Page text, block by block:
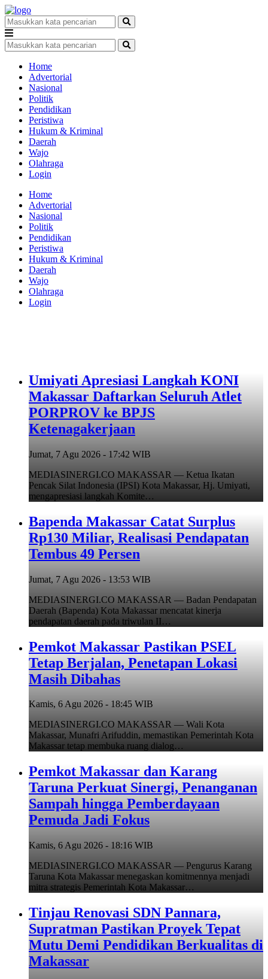
Home
Advertorial
Nasional
Politik
Pendidikan
Peristiwa
Hukum & Kriminal
Daerah
Wajo
Olahraga
Login
Home
Advertorial
Nasional
Politik
Pendidikan
Peristiwa
Hukum & Kriminal
Daerah
Wajo
Olahraga
Login
Umiyati Apresiasi Langkah KONI
Makassar Daftarkan Seluruh Atlet
PORPROV ke BPJS
Ketenagakerjaan
Jumat, 7 Agu 2026 - 17:42 WIB
MEDIASINERGI.CO MAKASSAR — Ketua Ikatan
Pencak Silat Indonesia (IPSI) Kota Makassar, Hj. Umiyati,
mengapresiasi langkah Komite…
Bapenda Makassar Catat Surplus
Rp130 Miliar, Realisasi Pendapatan
Tembus 49 Persen
Jumat, 7 Agu 2026 - 13:53 WIB
MEDIASINERGI.CO MAKASSAR — Badan Pendapatan
Daerah (Bapenda) Kota Makassar mencatat kinerja
pendapatan daerah pada triwulan II…
Pemkot Makassar Pastikan PSEL
Tetap Berjalan, Penetapan Lokasi
Masih Dibahas
Kamis, 6 Agu 2026 - 18:45 WIB
MEDIASINERGI.CO MAKASSAR — Wali Kota
Makassar, Munafri Arifuddin, memastikan Pemerintah Kota
Makassar tetap membuka ruang dialog…
Pemkot Makassar dan Karang
Taruna Perkuat Sinergi, Penanganan
Sampah hingga Pemberdayaan
Pemuda Jadi Fokus
Kamis, 6 Agu 2026 - 18:16 WIB
MEDIASINERGI.CO MAKASSAR — Pengurus Karang
Taruna Kota Makassar menegaskan komitmennya menjadi
mitra strategis Pemerintah Kota Makassar…
Tinjau Renovasi SDN Pannara,
Supratman Pastikan Proyek Tepat
Mutu Demi Pendidikan Berkualitas di
Makassar